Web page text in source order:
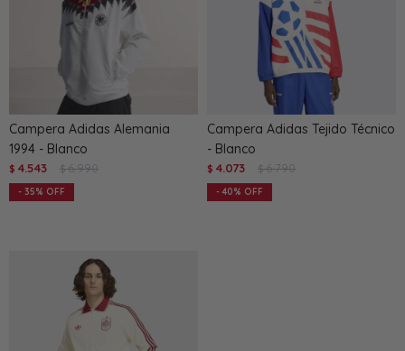
Campera Adidas Alemania
1994 - Blanco
$ 4.543 $ 6.990
35
Campera Adidas Tejido Técnico
- Blanco
$ 4.073 $ 6.790
40